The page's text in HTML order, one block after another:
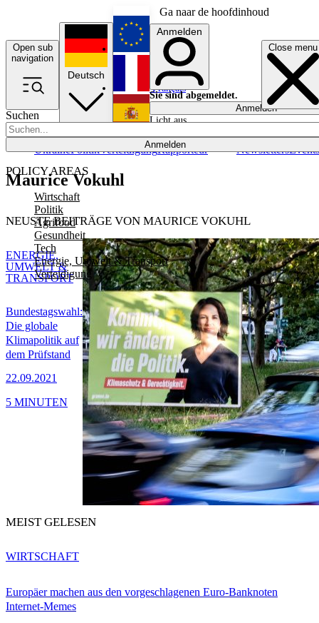
Ga naar de hoofdinhoud
Open sub
navigation
Close menu
Suchen
Anmelden
POLICY AREAS
Wirtschaft
Politik
Agrifood
Gesundheit
Tech
Energie, Umwelt & Transport
Verteidigung
UkrainePolitikVerteidigungRapporteur NewslettersEvents
Deutsch
English
Français
Anmelden
Sie sind abgemeldet.
Anmelden
Licht aus
Maurice Vokuhl
NEUSTE BEITRÄGE VON MAURICE VOKUHL
Bundestagswahl:
Die globale
Klimapolitik auf
dem Prüfstand
22.09.2021
ENERGIE,
UMWELT &
TRANSPORT
5 MINUTEN
MEIST GELESEN
Europäer machen aus den vorgeschlagenen Euro-Banknoten
Internet-Memes
WIRTSCHAFT